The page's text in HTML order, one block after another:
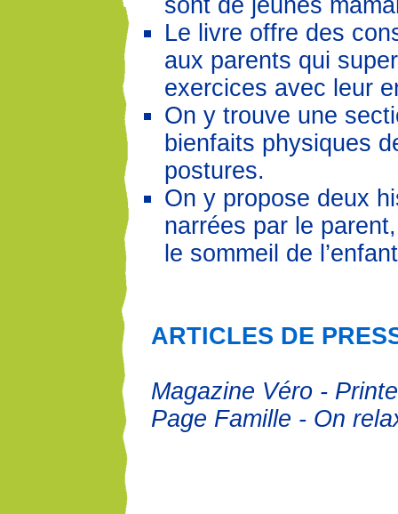
sont de jeunes
Le livre offre des
aux parents qui
exercices avec leur
On y trouve une
bienfaits physiques
postures.
On y propose deux
narrées par le
le sommeil de
ARTICLES DE
Magazine Véro -
Page Famille - On